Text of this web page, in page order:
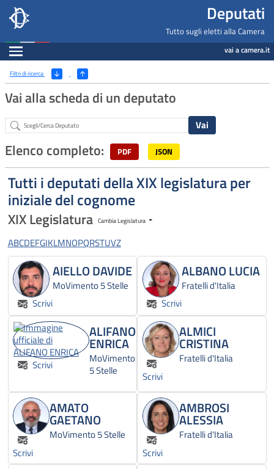
Deputati, Camera dei Deputati -
Salta al contenuto principale
Salta al menu di navigazione Deputati
Tutto sugli eletti alla Camera
Espandi vai a camera.it
Ricerca
Filtri di ricerca (Apri/Chiudi filtri)
Vai alla scheda di un deputato
Abstract
Elenco completo: PDF JSON
Tutti i deputati della XIX legislatura per
iniziale del cognome
XIX Legislatura Cambia Legislatura
ABCDEFGIKLMNOPQRSTUVZ
Scrivi
AIELLO DAVIDE
MoVimento 5 Stelle
Scrivi
ALBANO LUCIA
Fratelli d'Italia
Scrivi
ALIFANO
ENRICA
MoVimento
5 Stelle
Scrivi
ALMICI
CRISTINA
Fratelli d'Italia
Scrivi
AMATO
GAETANO
MoVimento 5 Stelle
Scrivi
AMBROSI
ALESSIA
Fratelli d'Italia
Navigazione pagine di servizio
Fine pagina
Salta al contenuto principale
Salta al menu di navigazione
Vai a inizio pagina